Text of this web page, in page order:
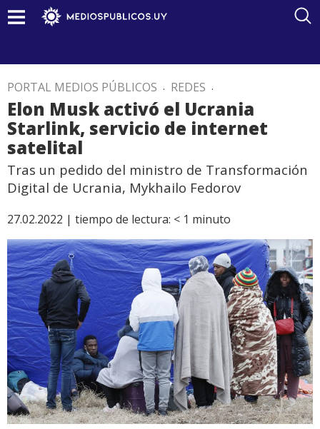
PORTAL MEDIOS PÚBLICOS . REDES .
Elon Musk activó el Ucrania
Starlink, servicio de internet
satelital
Tras un pedido del ministro de Transformación
Digital de Ucrania, Mykhailo Fedorov
27.02.2022 | tiempo de lectura: < 1 minuto